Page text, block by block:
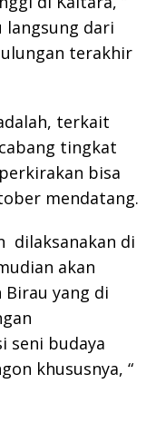
langsung dari
terakhir
terkait
tingkat
bisa
mendatang.
dilaksanakan di
akan
Birau yang di
seni budaya
khususnya, “